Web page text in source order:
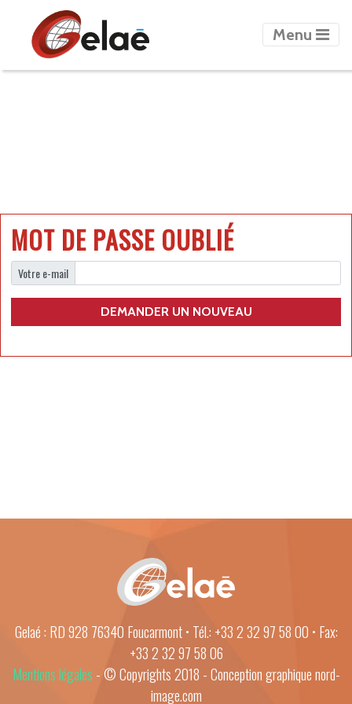
Menu
MOT DE PASSE OUBLIÉ
Votre e-mail
DEMANDER UN NOUVEAU
Gelaé : RD 928 76340 Foucarmont • Tél.: +33 2 32 97 58 00 • Fax:
+33 2 32 97 58 06
Mentions légales - © Copyrights 2018 - Conception graphique nord-
image.com